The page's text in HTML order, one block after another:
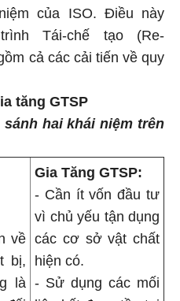
của ISO. Điều này
Tái-chế tạo (Re-
cả các cải tiến về quy
tăng GTSP
hai khái niệm trên
về
bị,
là
Gia Tăng GTSP:
- Cần ít vốn đầu tư
vì chủ yếu tận dụng
các cơ sở vật chất
hiện có.
- Sử dụng các mối